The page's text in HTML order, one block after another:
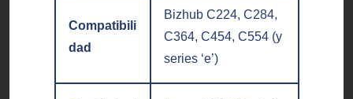
Compatibili
dad
Bizhub C224, C284,
C364, C454, C554 (y
series ‘e’)